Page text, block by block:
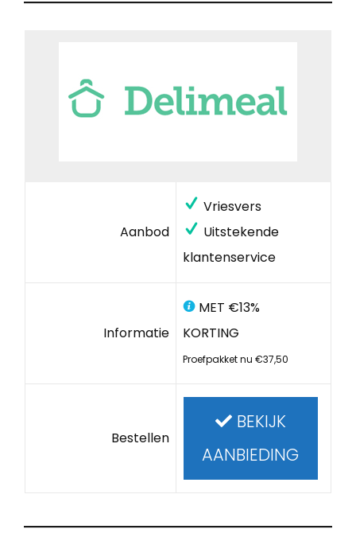
Aanbod
Vriesvers
Uitstekende
klantenservice
Informatie
MET €13%
KORTING
Proefpakket nu €37,50
Bestellen
BEKIJK
AANBIEDING